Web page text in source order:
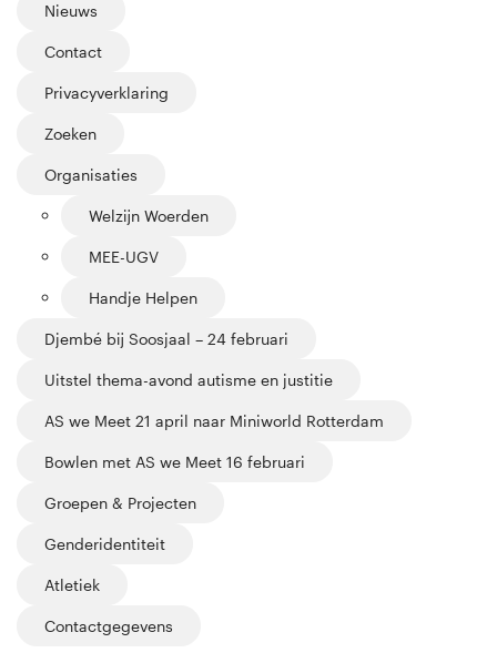
Nieuws
Contact
Privacyverklaring
Zoeken
Organisaties
Welzijn Woerden
MEE-UGV
Handje Helpen
Djembé bij Soosjaal – 24 februari
Uitstel thema-avond autisme en justitie
AS we Meet 21 april naar Miniworld Rotterdam
Bowlen met AS we Meet 16 februari
Groepen & Projecten
Genderidentiteit
Atletiek
Contactgegevens